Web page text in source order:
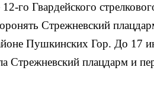
12-го Гвардейского
Стрежневский
Пушкинских Гор. До 17
Стрежневский плацдарм и